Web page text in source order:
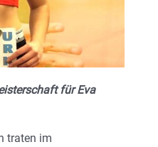
für Eva
traten im